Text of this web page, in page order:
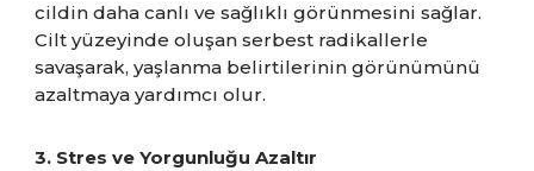
cildin daha canlı ve sağlıklı görünmesini sağlar.
Cilt yüzeyinde oluşan serbest radikallerle
savaşarak, yaşlanma belirtilerinin görünümünü
azaltmaya yardımcı olur.
3. Stres ve Yorgunluğu Azaltır